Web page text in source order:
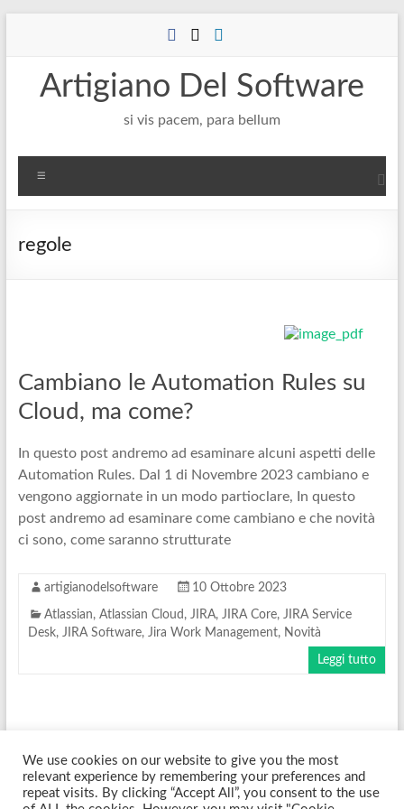
Artigiano Del Software
si vis pacem, para bellum
regole
Cambiano le Automation Rules su
Cloud, ma come?
In questo post andremo ad esaminare alcuni aspetti delle
Automation Rules. Dal 1 di Novembre 2023 cambiano e
vengono aggiornate in un modo partioclare, In questo
post andremo ad esaminare come cambiano e che novità
ci sono, come saranno strutturate
artigianodelsoftware 10 Ottobre 2023
Atlassian, Atlassian Cloud , JIRA, JIRA Core, JIRA Service
Desk, JIRA Software, Jira Work Management, Novità
Leggi tutto
Copyright © 2026Artigiano Del Software. Tutti i diritti riservati. Tema
Spaciousdi ThemeGrill. Sviluppato da:WordPress.
We use cookies on our website to give you the most
relevant experience by remembering your preferences and
repeat visits. By clicking “Accept All”, you consent to the use